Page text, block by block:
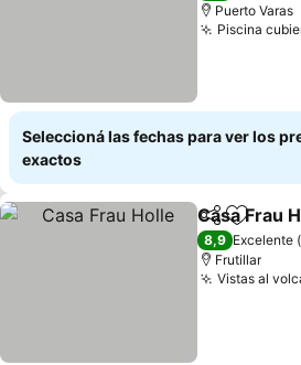
Puerto Varas
Piscina
Seleccioná las fechas para ver los
exactos
Compartir
Añadir
Casa Frau
8,9 Excelente
Frutillar
Vistas al